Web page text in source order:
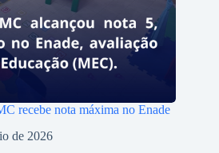
recebe nota máxima no Enade
de 2026